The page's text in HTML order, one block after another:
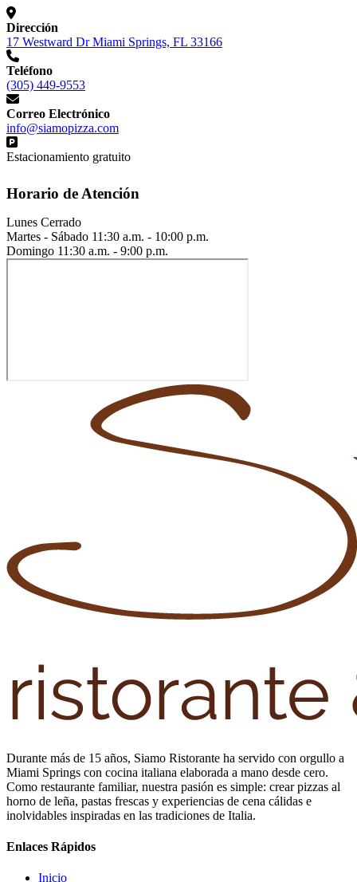
Dirección
17 Westward Dr Miami Springs, FL 33166
Teléfono
(305) 449-9553
Correo Electrónico
info@siamopizza.com
Estacionamiento gratuito
Horario de Atención
Lunes Cerrado
Martes - Sábado 11:30 a.m. - 10:00 p.m.
Domingo 11:30 a.m. - 9:00 p.m.
Durante más de 15 años, Siamo Ristorante ha servido con orgullo a
Miami Springs con cocina italiana elaborada a mano desde cero.
Como restaurante familiar, nuestra pasión es simple: crear pizzas al
horno de leña, pastas frescas y experiencias de cena cálidas e
inolvidables inspiradas en las tradiciones de Italia.
Enlaces Rápidos
Inicio